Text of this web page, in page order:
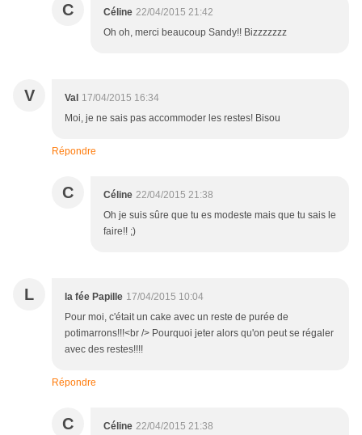
C Céline 22/04/2015 21:42
Oh oh, merci beaucoup Sandy!! Bizzzzzzz
V Val 17/04/2015 16:34
Moi, je ne sais pas accommoder les restes! Bisou
Répondre
C Céline 22/04/2015 21:38
Oh je suis sûre que tu es modeste mais que tu sais le
faire!! ;)
L la fée Papille 17/04/2015 10:04
Pour moi, c'était un cake avec un reste de purée de
potimarrons!!!<br /> Pourquoi jeter alors qu'on peut se régaler
avec des restes!!!!
Répondre
C Céline 22/04/2015 21:38